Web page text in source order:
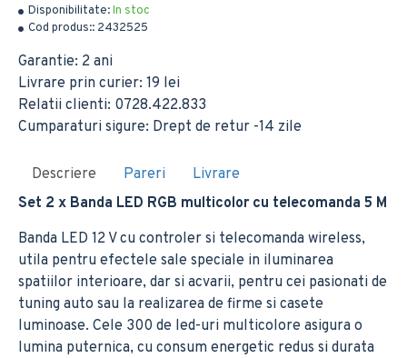
Disponibilitate:In stoc
Cod produs:: 2432525
Garantie: 2 ani
Livrare prin curier: 19 lei
Relatii clienti: 0728.422.833
Cumparaturi sigure: Drept de retur -14 zile
Descriere Pareri
Livrare
Set 2 x Banda LED RGB multicolor cu telecomanda 5 M
Banda LED 12 V cu controler si telecomanda wireless,
utila pentru efectele sale speciale in iluminarea
spatiilor interioare, dar si acvarii, pentru cei pasionati de
tuning auto sau la realizarea de firme si casete
luminoase. Cele 300 de led-uri multicolore asigura o
lumina puternica, cu consum energetic redus si durata